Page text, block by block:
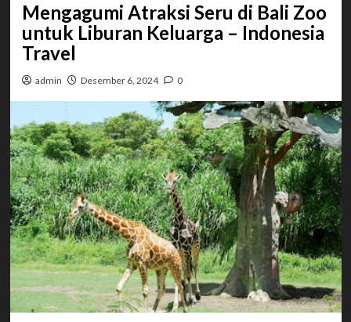
Mengagumi Atraksi Seru di Bali Zoo
untuk Liburan Keluarga – Indonesia
Travel
admin Desember 6, 2024 0